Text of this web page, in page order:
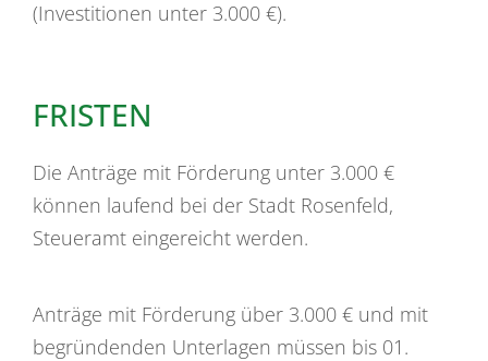
(Investitionen unter 3.000 €).
FRISTEN
Die Anträge mit Förderung unter 3.000 €
können laufend bei der Stadt Rosenfeld,
Steueramt eingereicht werden.
Anträge mit Förderung über 3.000 € und mit
begründenden Unterlagen müssen bis 01.